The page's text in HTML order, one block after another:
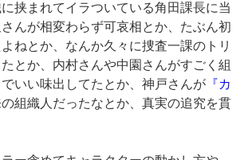
挟まれてイラついている角田課長に当
んが相変わらず可哀相とか、たぶん初
ねとか、なんか久々に捜査一課のトリ
とか、内村さんや中園さんがすごく組
いい味出してたとか、神戸さんが 『カ
の組織人だったなとか、真実の追究を貫